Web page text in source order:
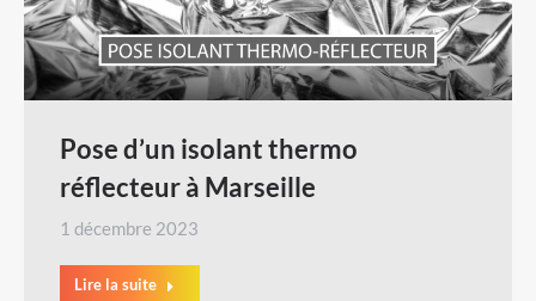
Pose d’un isolant thermo
réflecteur à Marseille
1 décembre 2023
Lire la suite